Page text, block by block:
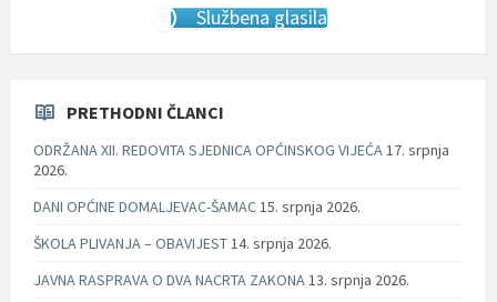
Službena glasila
PRETHODNI ČLANCI
ODRŽANA XII. REDOVITA SJEDNICA OPĆINSKOG VIJEĆA17. srpnja
2026.
DANI OPĆINE DOMALJEVAC-ŠAMAC15. srpnja 2026.
ŠKOLA PLIVANJA – OBAVIJEST14. srpnja 2026.
JAVNA RASPRAVA O DVA NACRTA ZAKONA13. srpnja 2026.